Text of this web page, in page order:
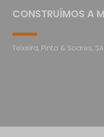
CONSTRUÍMOS A
Teixeira, Pinto & Soares, SA